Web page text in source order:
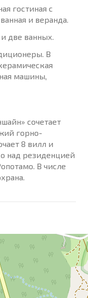
гостиная с
и веранда.
две ванных.
В
машины,
сочетает
горно-
8 вилл и
над резиденцией
В числе